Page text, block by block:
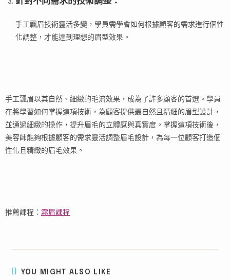
手工飄眉技術靈活多變，學員需學會如何根據顧客的需求進行個性
化調整，才能達到理想的眉型效果。
手工飄眉以其自然、細緻的毛流效果，成為了許多顧客的首選。學員
在將學習如何掌握這項技術，為顧客提供最自然且精細的眉型設計，
並通過細緻的操作，提升眉毛的立體感與真實度。掌握這項技術後，
美容師能夠根據顧客的需求靈活調整眉毛設計，為每一位顧客打造個
性化且精緻的眉毛效果。
推薦課程： 霧眉課程
YOU MIGHT ALSO LIKE